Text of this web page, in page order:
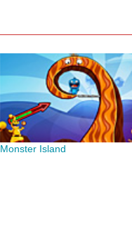
Monster Island